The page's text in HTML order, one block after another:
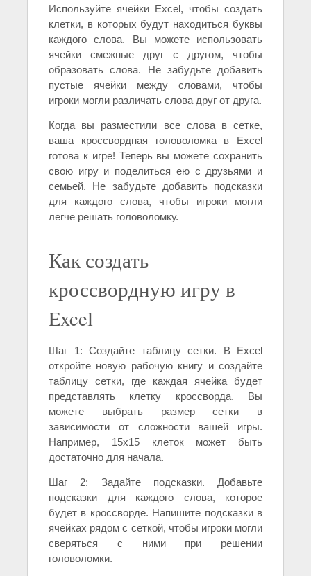
Используйте ячейки Excel, чтобы создать
клетки, в которых будут находиться буквы
каждого слова. Вы можете использовать
ячейки смежные друг с другом, чтобы
образовать слова. Не забудьте добавить
пустые ячейки между словами, чтобы
игроки могли различать слова друг от друга.
Когда вы разместили все слова в сетке,
ваша кроссвордная головоломка в Excel
готова к игре! Теперь вы можете сохранить
свою игру и поделиться ею с друзьями и
семьей. Не забудьте добавить подсказки
для каждого слова, чтобы игроки могли
легче решать головоломку.
Как создать
кроссвордную игру в
Excel
Шаг 1: Создайте таблицу сетки. В Excel
откройте новую рабочую книгу и создайте
таблицу сетки, где каждая ячейка будет
представлять клетку кроссворда. Вы
можете выбрать размер сетки в
зависимости от сложности вашей игры.
Например, 15x15 клеток может быть
достаточно для начала.
Шаг 2: Задайте подсказки. Добавьте
подсказки для каждого слова, которое
будет в кроссворде. Напишите подсказки в
ячейках рядом с сеткой, чтобы игроки могли
сверяться с ними при решении
головоломки.